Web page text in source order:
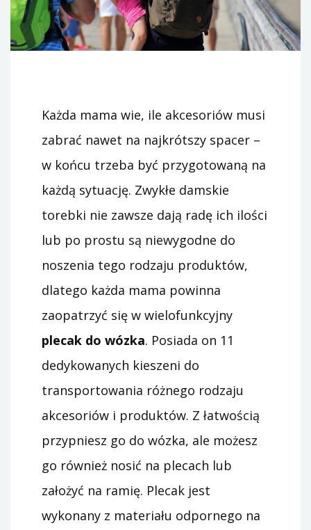
Każda mama wie, ile akcesoriów musi
zabrać nawet na najkrótszy spacer –
w końcu trzeba być przygotowaną na
każdą sytuację. Zwykłe damskie
torebki nie zawsze dają radę ich ilości
lub po prostu są niewygodne do
noszenia tego rodzaju produktów,
dlatego każda mama powinna
zaopatrzyć się w wielofunkcyjny
plecak do wózka. Posiada on 11
dedykowanych kieszeni do
transportowania różnego rodzaju
akcesoriów i produktów. Z łatwością
przypniesz go do wózka, ale możesz
go również nosić na plecach lub
założyć na ramię. Plecak jest
wykonany z materiału odpornego na